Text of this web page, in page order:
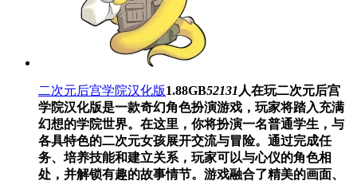
二次元后宫学院汉化版1.88GB52131 人在玩二次元后宫
学院汉化版是一款奇幻角色扮演游戏，玩家将踏入充满
幻想的学院世界。在这里，你将扮演一名普通学生，与
各具特色的二次元女孩展开交流与冒险。通过完成任
务、培养技能和建立关系，玩家可以与心仪的角色相
处，并解锁有趣的故事情节。游戏融合了精美的画面、